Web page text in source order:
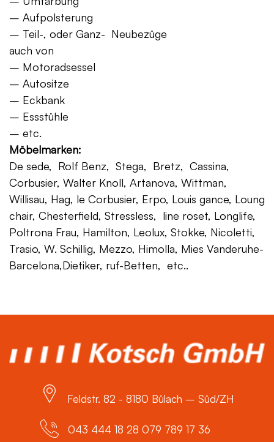
– Aufpolsterung
– Teil-, oder Ganz- Neubezüge
auch von
– Motoradsessel
– Autositze
– Eckbank
– Essstühle
– etc.
Möbelmarken:
De sede, Rolf Benz, Stega, Bretz, Cassina,
Corbusier, Walter Knoll, Artanova, Wittman,
Willisau, Hag, le Corbusier, Erpo, Louis gance, Loung
chair, Chesterfield, Stressless, line roset, Longlife,
Poltrona Frau, Hamilton, Leolux, Stokke, Nicoletti,
Trasio, W. Schillig, Mezzo, Himolla, Mies Vanderuhe-
Barcelona,Dietiker, ruf-Betten, etc..
Feldstr. 82 - 8180 Bülach – Süd/ZH
043 444 18 28 079 789 17 36